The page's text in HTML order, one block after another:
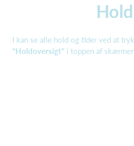
Hold
I kan se alle hold og tider ved at
"Holdoversigt" i toppen af